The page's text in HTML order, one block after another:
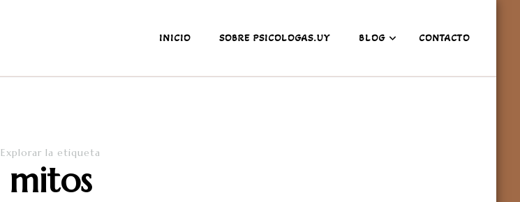
INICIO SOBRE PSICOLOGAS.UY BLOG CONTACTO
Explorar la etiqueta
mitos